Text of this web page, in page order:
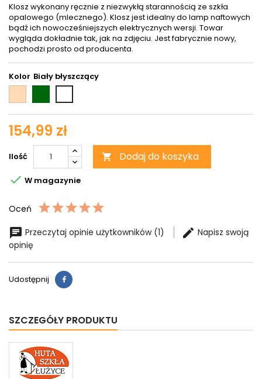
Klosz wykonany ręcznie z niezwykłą starannością ze szkła
opalowego (mlecznego). Klosz jest idealny do lamp naftowych
bądź ich nowocześniejszych elektrycznych wersji. Towar
wygląda dokładnie tak, jak na zdjęciu. Jest fabrycznie nowy,
pochodzi prosto od producenta.
Kolor
Zielony
błyszczący
154,99 zł
Ilość  Dodaj do koszyka
 W magazynie
Oceń
Przeczytaj opinie użytkowników (1)
Napisz swoją
opinię
Udostępnij
SZCZEGÓŁY PRODUKTU